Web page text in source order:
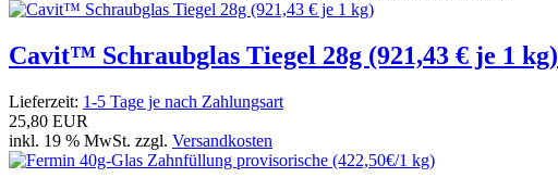
Cavit™ Schraubglas Tiegel 28g (921,43 € je 1 kg)
Lieferzeit: 1-5 Tage je nach Zahlungsart
25,80 EUR
inkl. 19 % MwSt. zzgl. Versandkosten